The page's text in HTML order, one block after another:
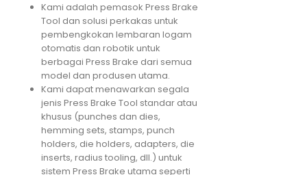
Kami adalah pemasok Press Brake
Tool dan solusi perkakas untuk
pembengkokan lembaran logam
otomatis dan robotik untuk
berbagai Press Brake dari semua
model dan produsen utama.
Kami dapat menawarkan segala
jenis Press Brake Tool standar atau
khusus (punches dan dies,
hemming sets, stamps, punch
holders, die holders, adapters, die
inserts, radius tooling, dll.) untuk
sistem Press Brake utama seperti